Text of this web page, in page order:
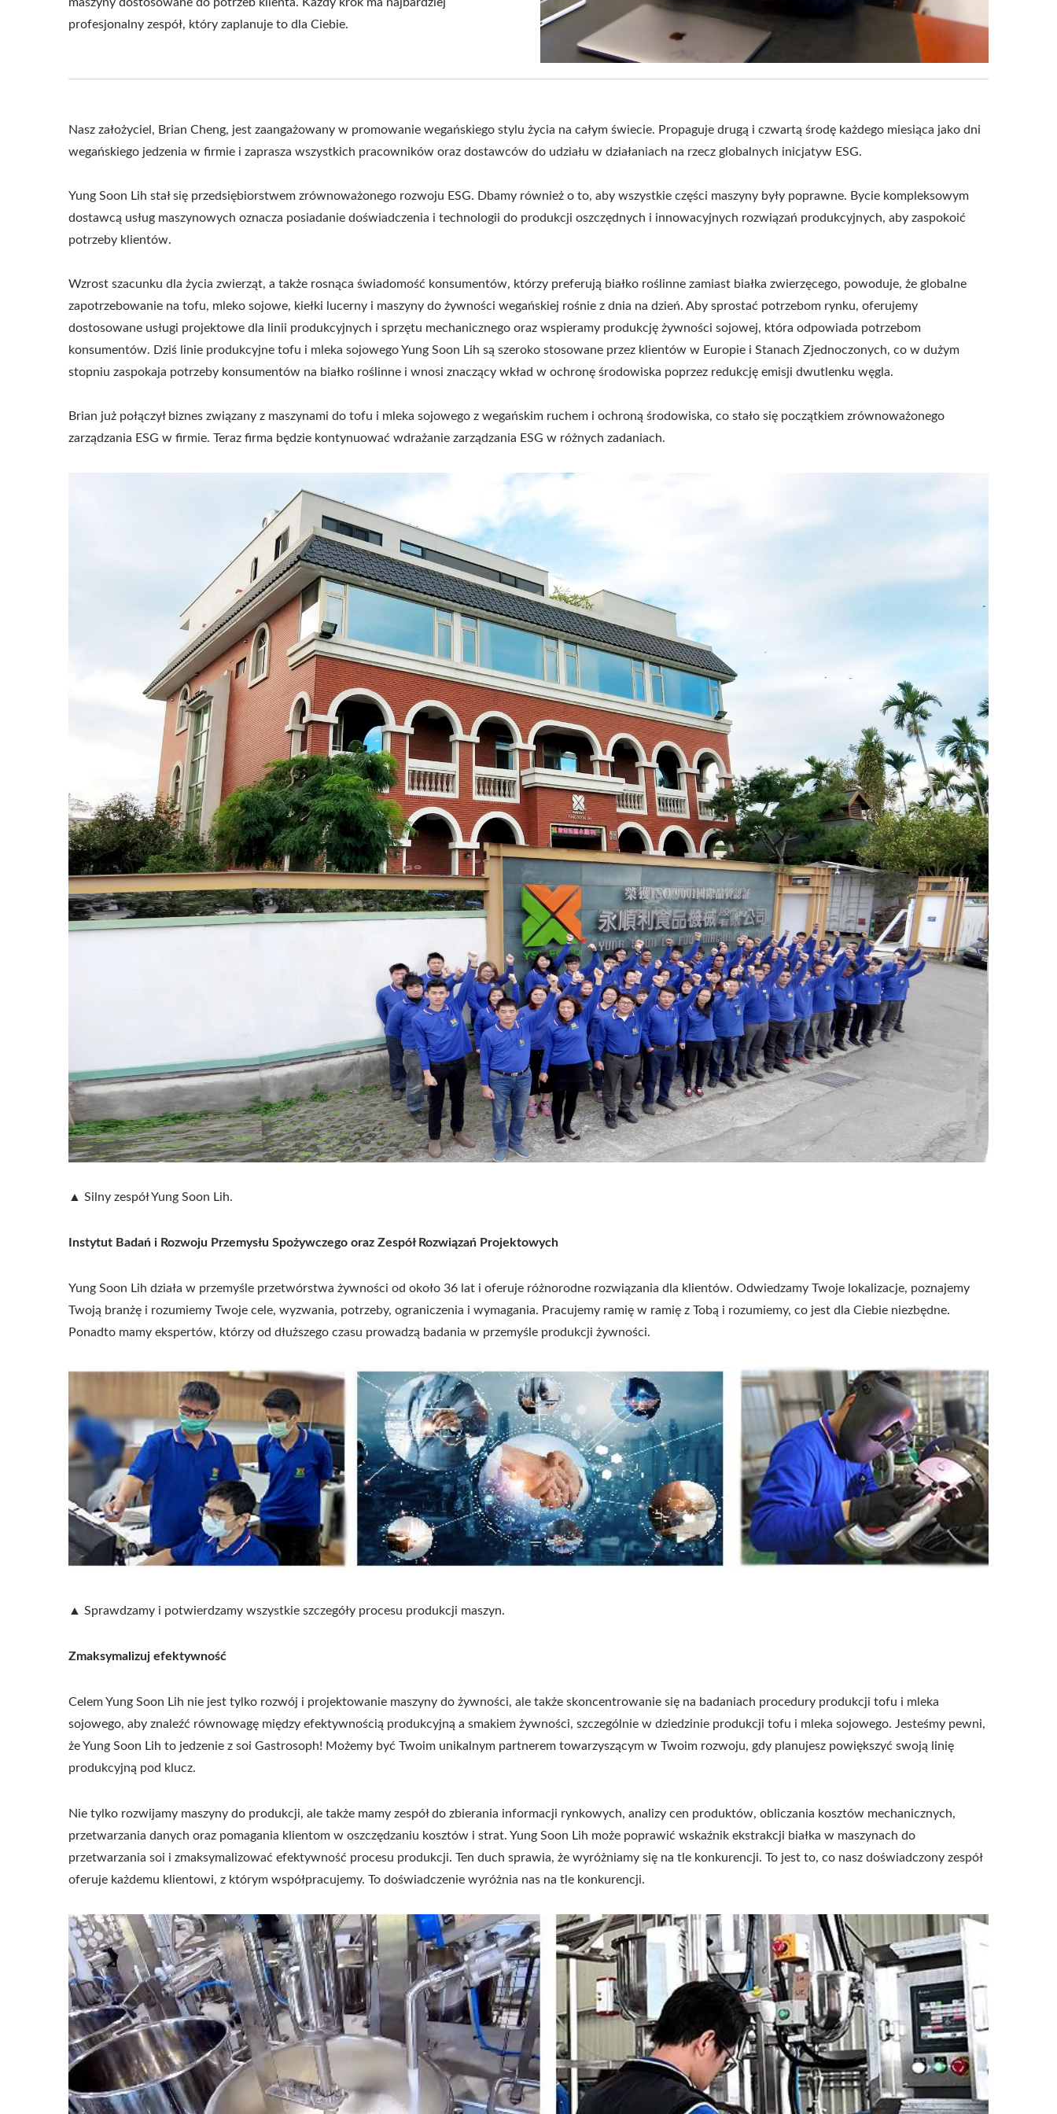
profesjonalny zespół, który zaplanuje to dla Ciebie.
Nasz założyciel, Brian Cheng, jest zaangażowany w promowanie wegańskiego stylu życia na całym świecie. Propaguje drugą i czwartą środę każdego miesiąca jako dni
wegańskiego jedzenia w firmie i zaprasza wszystkich pracowników oraz dostawców do udziału w działaniach na rzecz globalnych inicjatyw ESG.
Yung Soon Lih stał się przedsiębiorstwem zrównoważonego rozwoju ESG. Dbamy również o to, aby wszystkie części maszyny były poprawne. Bycie kompleksowym
dostawcą usług maszynowych oznacza posiadanie doświadczenia i technologii do produkcji oszczędnych i innowacyjnych rozwiązań produkcyjnych, aby zaspokoić
potrzeby klientów.
Wzrost szacunku dla życia zwierząt, a także rosnąca świadomość konsumentów, którzy preferują białko roślinne zamiast białka zwierzęcego, powoduje, że globalne
zapotrzebowanie na tofu, mleko sojowe, kiełki lucerny i maszyny do żywności wegańskiej rośnie z dnia na dzień. Aby sprostać potrzebom rynku, oferujemy
dostosowane usługi projektowe dla linii produkcyjnych i sprzętu mechanicznego oraz wspieramy produkcję żywności sojowej, która odpowiada potrzebom
konsumentów. Dziś linie produkcyjne tofu i mleka sojowego Yung Soon Lih są szeroko stosowane przez klientów w Europie i Stanach Zjednoczonych, co w dużym
stopniu zaspokaja potrzeby konsumentów na białko roślinne i wnosi znaczący wkład w ochronę środowiska poprzez redukcję emisji dwutlenku węgla.
Brian już połączył biznes związany z maszynami do tofu i mleka sojowego z wegańskim ruchem i ochroną środowiska, co stało się początkiem zrównoważonego
zarządzania ESG w firmie. Teraz firma będzie kontynuować wdrażanie zarządzania ESG w różnych zadaniach.
▲ Silny zespół Yung Soon Lih.
Instytut Badań i Rozwoju Przemysłu Spożywczego oraz Zespół Rozwiązań Projektowych
Yung Soon Lih działa w przemyśle przetwórstwa żywności od około 36 lat i oferuje różnorodne rozwiązania dla klientów. Odwiedzamy Twoje lokalizacje, poznajemy
Twoją branżę i rozumiemy Twoje cele, wyzwania, potrzeby, ograniczenia i wymagania. Pracujemy ramię w ramię z Tobą i rozumiemy, co jest dla Ciebie niezbędne.
Ponadto mamy ekspertów, którzy od dłuższego czasu prowadzą badania w przemyśle produkcji żywności.
▲ Sprawdzamy i potwierdzamy wszystkie szczegóły procesu produkcji maszyn.
Zmaksymalizuj efektywność
Celem Yung Soon Lih nie jest tylko rozwój i projektowanie maszyny do żywności, ale także skoncentrowanie się na badaniach procedury produkcji tofu i mleka
sojowego, aby znaleźć równowagę między efektywnością produkcyjną a smakiem żywności, szczególnie w dziedzinie produkcji tofu i mleka sojowego. Jesteśmy pewni,
że Yung Soon Lih to jedzenie z soi Gastrosoph! Możemy być Twoim unikalnym partnerem towarzyszącym w Twoim rozwoju, gdy planujesz powiększyć swoją linię
produkcyjną pod klucz.
Nie tylko rozwijamy maszyny do produkcji, ale także mamy zespół do zbierania informacji rynkowych, analizy cen produktów, obliczania kosztów mechanicznych,
przetwarzania danych oraz pomagania klientom w oszczędzaniu kosztów i strat. Yung Soon Lih może poprawić wskaźnik ekstrakcji białka w maszynach do
przetwarzania soi i zmaksymalizować efektywność procesu produkcji. Ten duch sprawia, że wyróżniamy się na tle konkurencji. To jest to, co nasz doświadczony zespół
oferuje każdemu klientowi, z którym współpracujemy. To doświadczenie wyróżnia nas na tle konkurencji.